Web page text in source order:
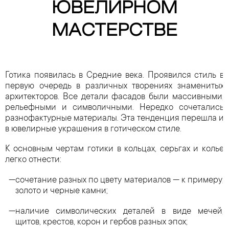
ЮВЕЛИРНОМ
МАСТЕРСТВЕ
Готика появилась в Средние века. Проявился стиль в
первую очередь в различных творениях знаменитых
архитекторов. Все детали фасадов были массивными,
рельефными и символичными. Нередко сочетались
разнофактурные материалы. Эта тенденция перешла и
в ювелирные украшения в готическом стиле.
К основным чертам готики в кольцах, серьгах и колье
легко отнести:
сочетание разных по цвету материалов — к примеру,
золото и черные камни;
наличие символических деталей в виде мечей,
щитов, крестов, корон и гербов разных эпох;